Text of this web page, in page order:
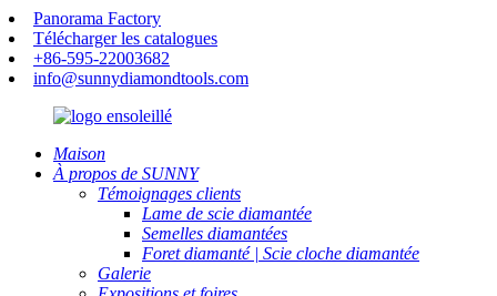
Panorama Factory
Télécharger les catalogues
+86-595-22003682
info@sunnydiamondtools.com
Maison
À propos de SUNNY
Témoignages clients
Lame de scie diamantée
Semelles diamantées
Foret diamanté | Scie cloche diamantée
Galerie